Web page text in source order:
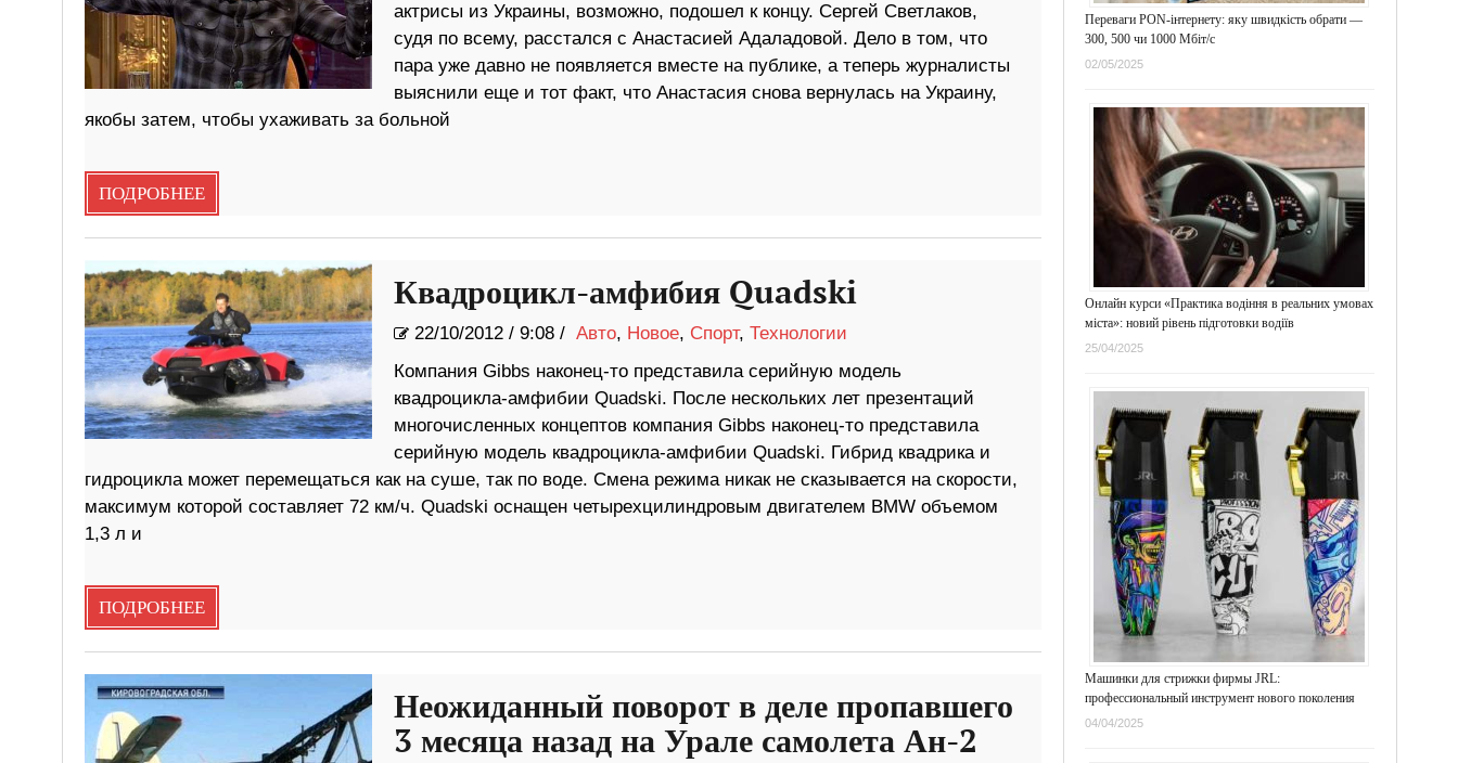
актрисы из Украины, возможно, подошел к концу. Сергей Светлаков,
судя по всему, расстался с Анастасией Адаладовой. Дело в том, что
пара уже давно не появляется вместе на публике, а теперь журналисты
выяснили еще и тот факт, что Анастасия снова вернулась на Украину,
якобы затем, чтобы ухаживать за больной
ПОДРОБНЕЕ
Квадроцикл-амфибия Quadski
22/10/2012/ 9:08 / Авто, Новое, Спорт, Технологии
Компания Gibbs наконец-то представила серийную модель
квадроцикла-амфибии Quadski. После нескольких лет презентаций
многочисленных концептов компания Gibbs наконец-то представила
серийную модель квадроцикла-амфибии Quadski. Гибрид квадрика и
гидроцикла может перемещаться как на суше, так по воде. Смена режима никак не сказывается на скорости,
максимум которой составляет 72 км/ч. Quadski оснащен четырехцилиндровым двигателем BMW объемом
1,3 л и
ПОДРОБНЕЕ
Неожиданный поворот в деле пропавшего
3 месяца назад на Урале самолета Ан-2
Переваги PON-інтернету: яку швидкість обрати —
300, 500 чи 1000 Мбіт/с
02/05/2025
Онлайн курси «Практика водіння в реальних умовах
міста»: новий рівень підготовки водіїв
25/04/2025
Машинки для стрижки фирмы JRL:
профессиональный инструмент нового поколения
04/04/2025